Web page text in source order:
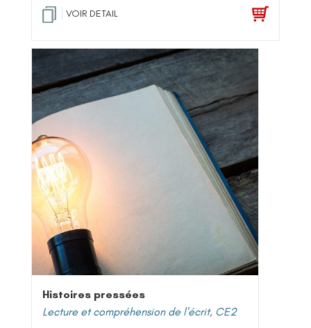
VOIR DETAIL
Histoires pressées
Lecture et compréhension de l'écrit, CE2